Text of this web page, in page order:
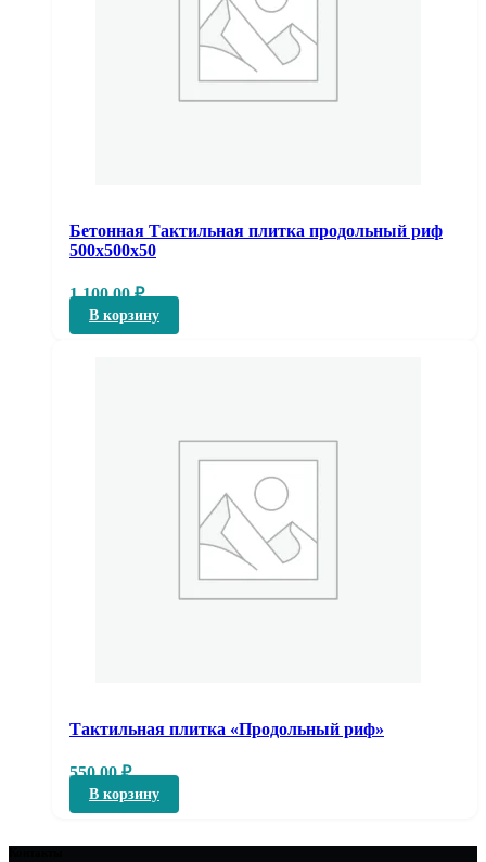
Бетонная Тактильная плитка продольный риф
500х500х50
1 100,00₽
В корзину
Тактильная плитка «Продольный риф»
550,00₽
В корзину